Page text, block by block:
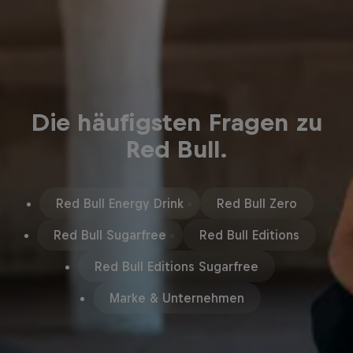
Die häufigsten Fragen zu
Red Bull.
Red Bull Energy Drink Red Bull Zero
Red Bull Sugarfree Red Bull Editions
Red Bull Editions Sugarfree
Marke & Unternehmen